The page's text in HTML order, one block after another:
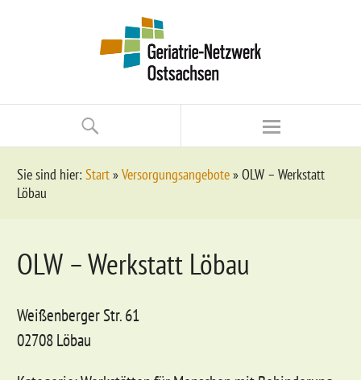
Sie sind hier: Start»Versorgungsangebote»OLW – Werkstatt
Löbau
OLW – Werkstatt Löbau
Weißenberger Str. 61
02708 Löbau